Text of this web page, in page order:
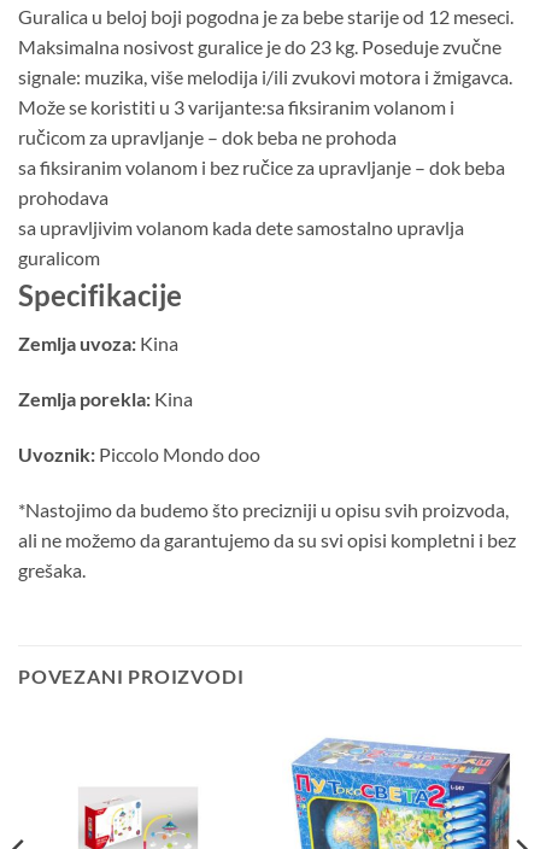
Guralica u beloj boji pogodna je za bebe starije od 12 meseci.
Maksimalna nosivost guralice je do 23 kg. Poseduje zvučne
signale: muzika, više melodija i/ili zvukovi motora i žmigavca.
Može se koristiti u 3 varijante:sa fiksiranim volanom i
ručicom za upravljanje – dok beba ne prohoda
sa fiksiranim volanom i bez ručice za upravljanje – dok beba
prohodava
sa upravljivim volanom kada dete samostalno upravlja
guralicom
Specifikacije
Zemlja uvoza: Kina
Zemlja porekla: Kina
Uvoznik: Piccolo Mondo doo
*Nastojimo da budemo što precizniji u opisu svih proizvoda,
ali ne možemo da garantujemo da su svi opisi kompletni i bez
grešaka.
POVEZANI PROIZVODI